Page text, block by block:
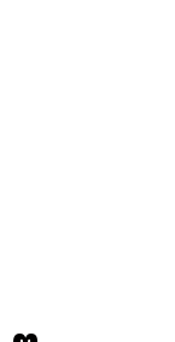
น่งนี้อาจต้องหมุนเวี